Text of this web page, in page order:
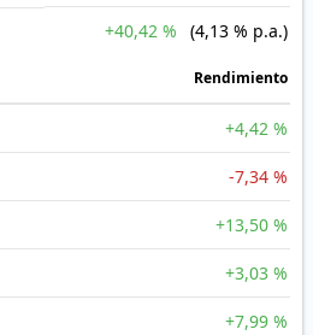
+40,42 % (4,13 % p.a.)
Rendimiento
+4,42 %
-7,34 %
+13,50 %
+3,03 %
+7,99 %